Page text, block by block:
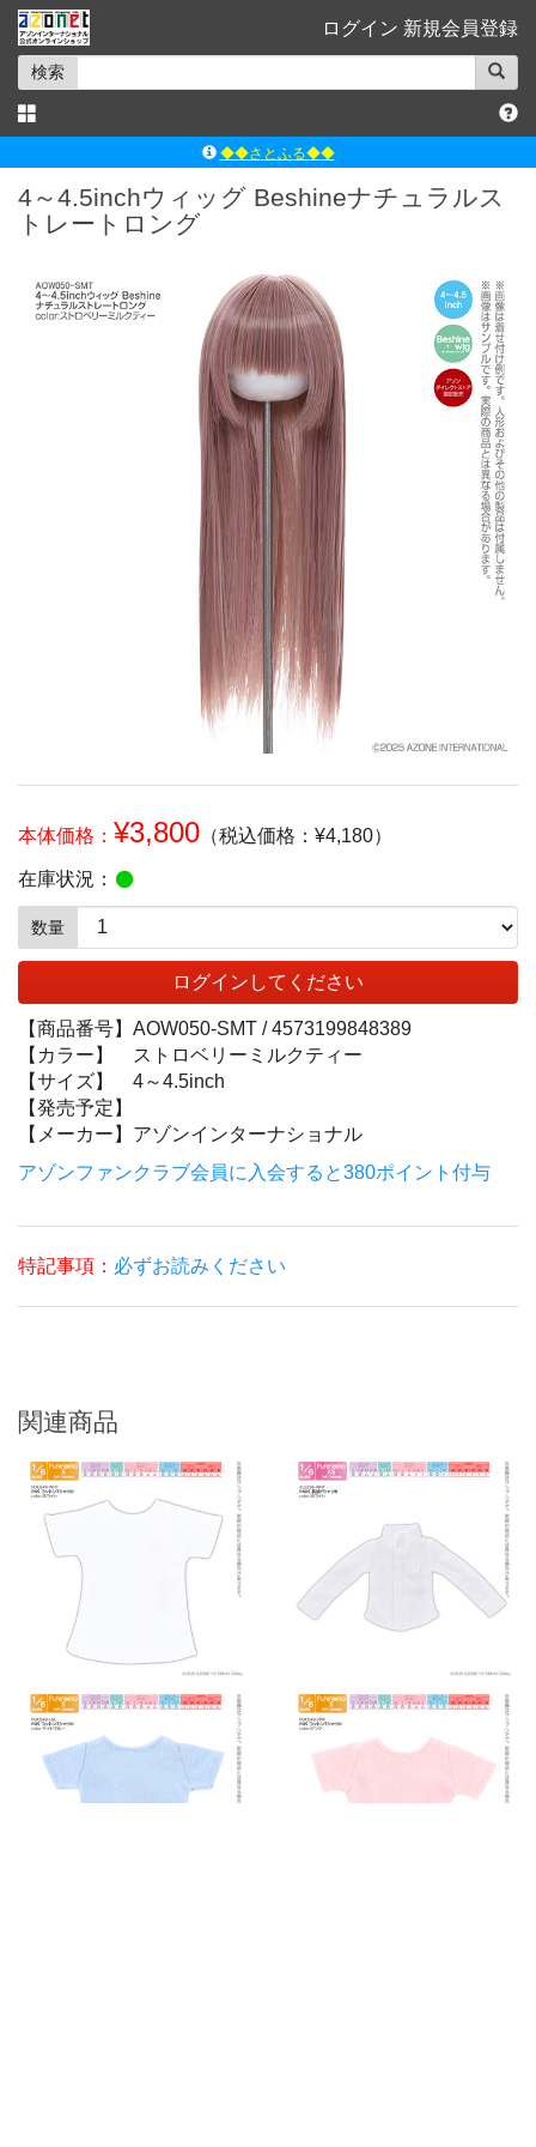
ログイン 新規会員登録
検索
◆◆さとふる◆◆
ｱｿﾞﾝﾚｰﾍﾞﾙｼｮｯﾌﾟ楽天市場店
アゾンダイレクトストア
よくあるご質問（Q&A）
4～4.5inchウィッグ Beshineナチュラルス
トレートロング
本体価格： ¥3,800 （税込価格：¥4,180）
在庫状況：
数量
ログインしてください
【商品番号】 AOW050-SMT /4573199848389
【カラー】
ストロベリーミルクティー
【サイズ】
4～4.5inch
【発売予定】
【メーカー】 アゾンインターナショナル
アゾンファンクラブ会員に入会すると380ポイント付与
特記事項： 必ずお読みください
関連商品